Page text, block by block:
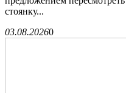
стоянку...
03.08.20260